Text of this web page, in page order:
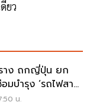
ยว
าง ถกญี่ปุ่น ยก
มบำรุง ‘รถไฟสาย
น.